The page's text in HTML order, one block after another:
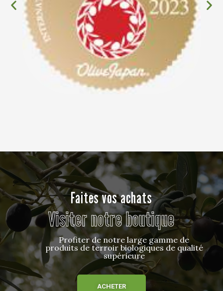
Faites vos achats
Visiter notre boutique
Profiter de notre large gamme de
produits de terroir biologiques de qualité
supérieure
ACHETER